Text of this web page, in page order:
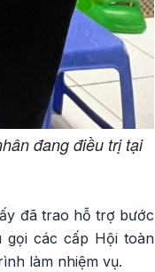
đang điều trị tại
đã trao hỗ trợ bước
gọi các cấp Hội toàn
làm nhiệm vụ.